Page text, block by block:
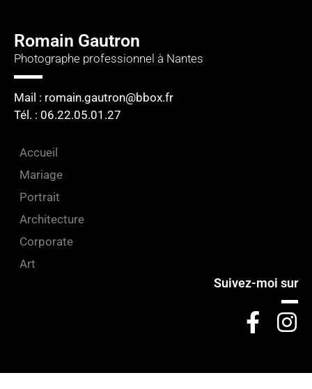
Romain Gautron
Photographe professionnel à Nantes
Mail : romain.gautron@bbox.fr
Tél. : 06.22.05.01.27​
Accueil
Mariage
Portrait
Architecture
Corporate
Art
Suivez-moi sur